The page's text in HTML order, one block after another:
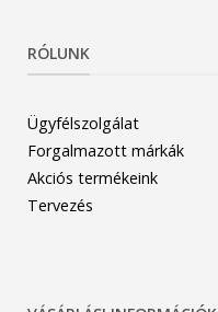
RÓLUNK
Ügyfélszolgálat
Forgalmazott márkák
Akciós termékeink
Tervezés